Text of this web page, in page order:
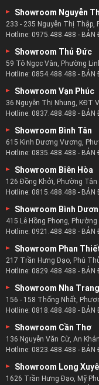
Showroom Nguyễn
233 - 235 Nguyễn Thị Thập,
Hotline: 0975.488.488 - BẢN
Showroom Thủ Đức
59 Tô Ngọc Vân, Phường
Hotline: 0854.488.488 - BẢN
Showroom Vạn Phúc
36 Nguyễn Thị Nhung, KĐT
Hotline: 0837.488.488 - BẢN
Showroom Bình Tân
615 Kinh Dương Vương,
Hotline: 0835.488.488 - BẢN
Showroom Biên Hòa
126 Đồng Khởi, Phường Tân
Hotline: 0815.488.488 - BẢN
Showroom Bình
415 Lê Hồng Phong,
Hotline: 0921.488.488 - BẢN
Showroom Phan
217 Trần Hưng Đạo, Phú
Hotline: 0829.488.488 - BẢN
Showroom Nha Trang
156 - 158 Thống Nhất,
Hotline: 0818.488.488 - BẢN
Showroom Cần Thơ
136 Nguyễn Văn Cừ, An
Hotline: 0823.488.488 - BẢN
Showroom Long
1626 Trần Hưng Đạo, Mỹ